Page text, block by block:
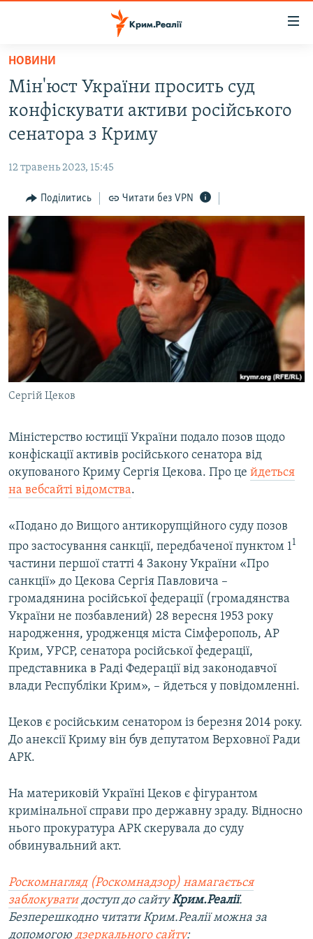
Перейти
основного
матеріалу
Перейти
до
основної
навігації
Перейти
до
пошуку
НОВИНИ
ВОДА.КРИМ
ВІДЕО ТА ФОТО
БЛОГИ
ПОГЛЯД
ІНТЕРВ'Ю
ВСЕ ЗА ДЕНЬ
СПЕЦПРОЕКТИ
ДЕПОРТАЦІЯ
ВІДЕОУРОКИ «ELIFBE»
СВІДЧЕННЯ ОКУПАЦІЇ
УКРАЇНСЬКА ПРОБЛЕМА КРИМУ
ІНФОГРАФІКА
ЯК ОБІЙТИ БЛОКУВАННЯ
Русский
Qırımtatar
ДОЛУЧАЙСЯ!
Усі сайти RFE/RL
НОВИНИ
Мін'юст України просить суд
конфіскувати активи російського
сенатора з Криму
12 травень 2023, 15:45
Поділитись Читати без VPN
Сергій Цеков
Міністерство юстиції України подало позов щодо
конфіскації активів російського сенатора від
окупованого Криму Сергія Цекова. Про це йдеться
на вебсайті відомства.
«Подано до Вищого антикорупційного суду позов
про застосування санкції, передбаченої пунктом 11
частини першої статті 4 Закону України «Про
санкції» до Цекова Сергія Павловича –
громадянина російської федерації (громадянства
України не позбавлений) 28 вересня 1953 року
народження, уродженця міста Сімферополь, АР
Крим, УРСР, сенатора російської федерації,
представника в Раді Федерації від законодавчої
влади Республіки Крим», – йдеться у повідомленні.
Цеков є російським сенатором із березня 2014 року.
До анексії Криму він був депутатом Верховної Ради
АРК.
На материковій Україні Цеков є фігурантом
кримінальної справи про державну зраду. Відносно
нього прокуратура АРК скерувала до суду
обвинувальний акт.
Роскомнагляд (Роскомнадзор) намагається
заблокуватидоступ до сайтуКрим.Реалії.
Безперешкодно читати Крим.Реалії можна за
допомогою дзеркального сайту: